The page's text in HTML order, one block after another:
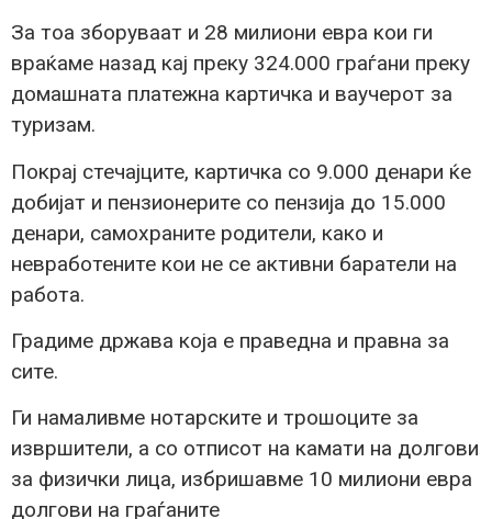
За тоа зборуваат и 28 милиони евра кои ги
враќаме назад кај преку 324.000 граѓани преку
домашната платежна картичка и ваучерот за
туризам.
Покрај стечајците, картичка со 9.000 денари ќе
добијат и пензионерите со пензија до 15.000
денари, самохраните родители, како и
невработените кои не се активни баратели на
работа.
Градиме држава која е праведна и правна за
сите.
Ги намаливме нотарските и трошоците за
извршители, а со отписот на камати на долгови
за физички лица, избришавме 10 милиони евра
долгови на граѓаните